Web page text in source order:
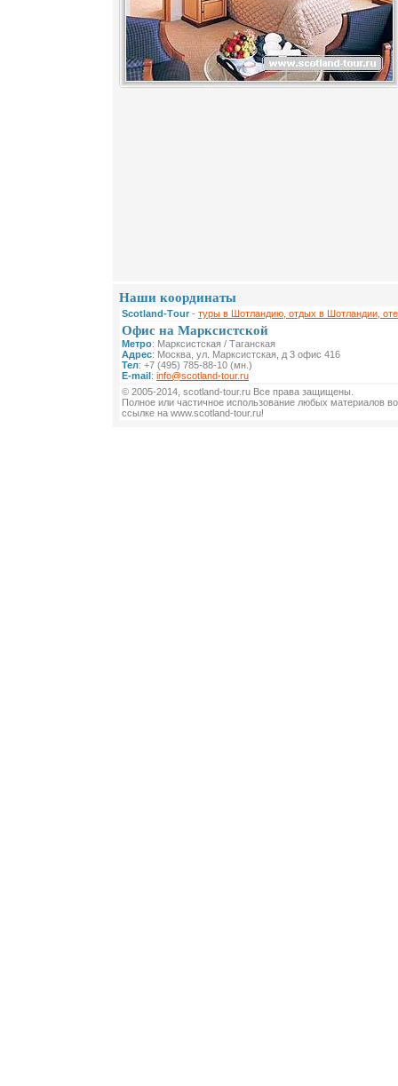
Наши координаты
Scotland-Тour - туры в Шотландию, отдых в Шотландии,
Офис на Марксистской
Метро: Марксистская / Таганская
Адрес: Москва, ул. Марксистская, д 3 офис 416
Тел: +7 (495) 785-88-10 (мн.)
E-mail: info@scotland-tour.ru
© 2005-2014, scotland-tour.ru Все права защищены.
Полное или частичное использование любых материалов
ссылке на www.scotland-tour.ru!